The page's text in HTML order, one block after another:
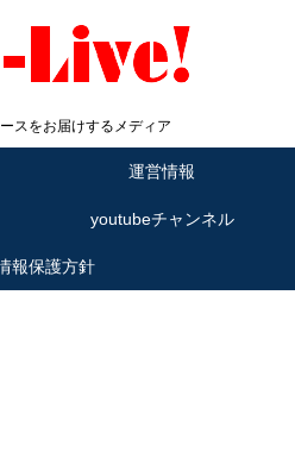
スをお届けするメディア
運営情報
youtubeチャンネル
報保護方針